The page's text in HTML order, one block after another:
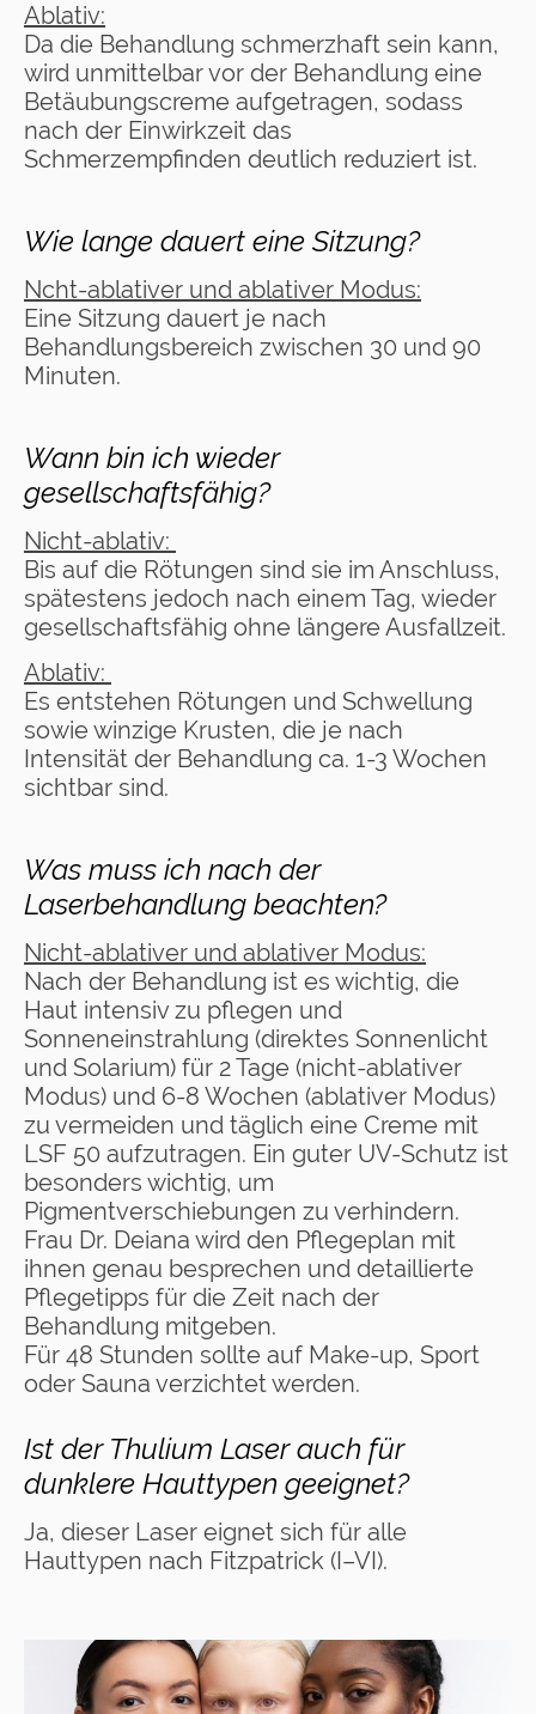
Ablativ:
Da die Behandlung schmerzhaft sein kann,
wird unmittelbar vor der Behandlung eine
Betäubungscreme aufgetragen, sodass
nach der Einwirkzeit das
Schmerzempfinden deutlich reduziert ist.
Wie lange dauert eine Sitzung?
Ncht-ablativer und ablativer Modus:
Eine Sitzung dauert je nach
Behandlungsbereich zwischen 30 und 90
Minuten.
Wann bin ich wieder
gesellschaftsfähig?
Nicht-ablativ:
Bis auf die Rötungen sind sie im Anschluss,
spätestens jedoch nach einem Tag, wieder
gesellschaftsfähig ohne längere Ausfallzeit.
Ablativ:
Es entstehen Rötungen und Schwellung
sowie winzige Krusten, die je nach
Intensität der Behandlung ca. 1-3 Wochen
sichtbar sind.
Was muss ich nach der
Laserbehandlung beachten?
Nicht-ablativer und ablativer Modus:
Nach der Behandlung ist es wichtig, die
Haut intensiv zu pflegen und
Sonneneinstrahlung (direktes Sonnenlicht
und Solarium) für 2 Tage (nicht-ablativer
Modus) und 6-8 Wochen (ablativer Modus)
zu vermeiden und täglich eine Creme mit
LSF 50 aufzutragen. Ein guter UV-Schutz ist
besonders wichtig, um
Pigmentverschiebungen zu verhindern.
Frau Dr. Deiana wird den Pflegeplan mit
ihnen genau besprechen und detaillierte
Pflegetipps für die Zeit nach der
Behandlung mitgeben.
Für 48 Stunden sollte auf Make-up, Sport
oder Sauna verzichtet werden.
Ist der Thulium Laser auch für
dunklere Hauttypen geeignet?
Ja, dieser Laser eignet sich für alle
Hauttypen nach Fitzpatrick (I–VI).